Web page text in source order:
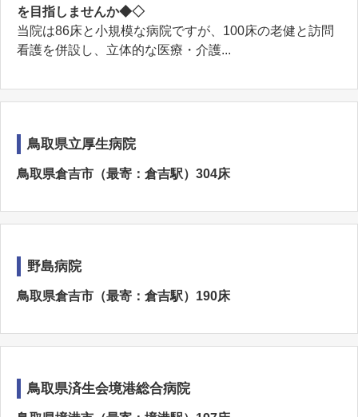
を目指しませんか◆◇
当院は86床と小規模な病院ですが、100床の老健と訪問
看護を併設し、立体的な医療・介護...
鳥取県立厚生病院
鳥取県倉吉市（最寄：倉吉駅）304床
野島病院
鳥取県倉吉市（最寄：倉吉駅）190床
鳥取県済生会境港総合病院